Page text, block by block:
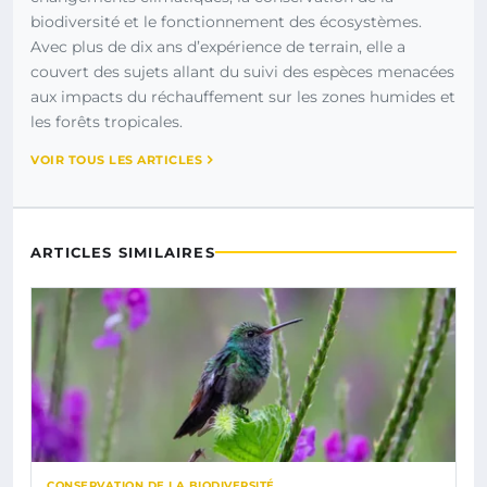
biodiversité et le fonctionnement des écosystèmes.
Avec plus de dix ans d’expérience de terrain, elle a
couvert des sujets allant du suivi des espèces menacées
aux impacts du réchauffement sur les zones humides et
les forêts tropicales.
VOIR TOUS LES ARTICLES
ARTICLES SIMILAIRES